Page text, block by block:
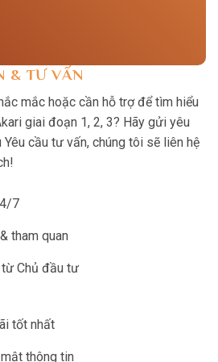
& TƯ VẤN
mắc hoặc cần hỗ trợ để tìm hiểu
giai đoạn 1, 2, 3? Hãy gửi yêu
cầu tư vấn, chúng tôi sẽ liên hệ
7
tham quan
Chủ đầu tư
tốt nhất
thông tin